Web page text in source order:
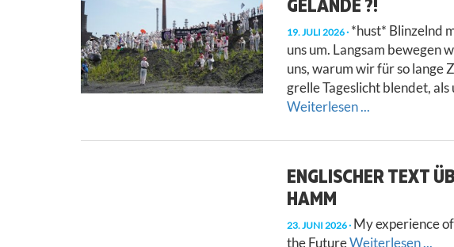
19. JULI 2026 *hust* Blinzelnd
uns um. Langsam bewegen
uns, warum wir für so lange
grelle Tageslicht blendet,
Weiterlesen ...
ENGLISCHER TEXT
HAMM
23. JUNI 2026 My experience
the FutureWeiterlesen ...